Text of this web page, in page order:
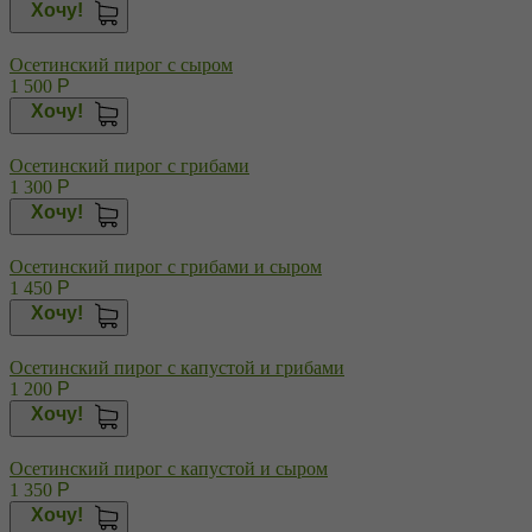
Хочу!
Осетинский пирог с сыром
1 500 Р
Хочу!
Осетинский пирог с грибами
1 300 Р
Хочу!
Осетинский пирог с грибами и сыром
1 450 Р
Хочу!
Осетинский пирог с капустой и грибами
1 200 Р
Хочу!
Осетинский пирог с капустой и сыром
1 350 Р
Хочу!